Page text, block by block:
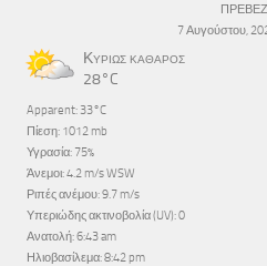
7 Αυγούστου,
Κυρίως καθαρός
28°C
Apparent: 33°C
Πίεση: 1012 mb
Υγρασία: 75%
Άνεμοι: 4.2 m/s WSW
Ριπές ανέμου: 9.7 m/s
Υπεριώδης ακτινοβολία (UV): 0
Ανατολή: 6:43 am
Ηλιοβασίλεμα: 8:42 pm